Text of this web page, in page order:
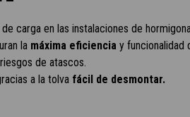
carga en las instalaciones de
la máxima eficiencia y funcionalidad
de atascos.
a la tolva fácil de desmontar.